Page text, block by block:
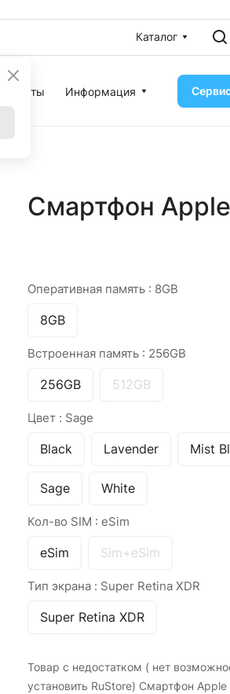
Каталог
Контакты Информация
Смартфон
Оперативная память : 8GB
8GB
Встроенная память : 256GB
256GB 512GB
Цвет : Sage
Black Lavender Mist
Sage White
Кол-во SIM : eSim
eSim Sim+eSim
Тип экрана : Super Retina XDR
Super Retina XDR
Товар с недостатком ( нет
установить RuStore) Смартфон Apple